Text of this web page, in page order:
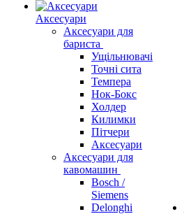
Аксесуари
Аксесуари для
бариста
Ущільнювачі
Точні сита
Темпера
Нок-Бокс
Холдер
Килимки
Пітчери
Аксесуари
Аксесуари для
кавомашин
Bosch /
Siemens
Delonghi